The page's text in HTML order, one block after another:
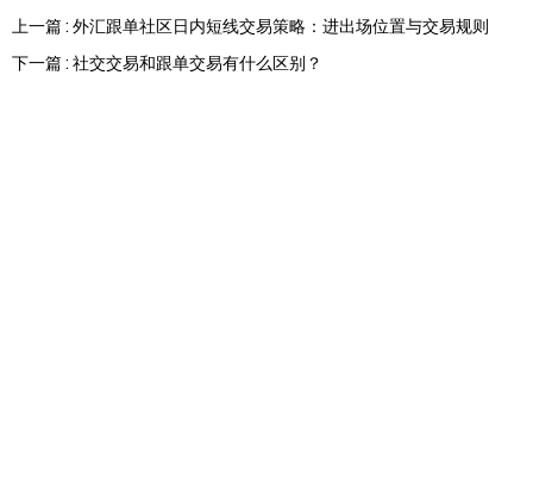
上一篇 : 外汇跟单社区日内短线交易策略：进出场位置与交易规则
下一篇 : 社交交易和跟单交易有什么区别？